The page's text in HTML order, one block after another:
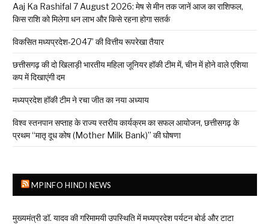
Aaj Ka Rashifal 7 August 2026: मेष से मीन तक जानें आज का राशिफल,
किस राशि को मिलेगा धन लाभ और किसे रहना होगा सतर्क
विकसित मध्यप्रदेश-2047’ की वित्तीय रूपरेखा तैयार
छत्तीसगढ़ की दो खिलाड़ी भारतीय महिला जूनियर हॉकी टीम में, चीन में होने वाले एशिया
कप में दिखाएंगी दम
मध्यप्रदेश हॉकी टीम ने रचा जीत का नया अध्याय
विश्व स्तनपान सप्ताह के राज्य स्तरीय कार्यक्रम का सफल आयोजन, छत्तीसगढ़ के
प्रथम “मातृ दूध कोष (Mother Milk Bank)” की घोषणा
MPINFO HINDI NEWS
मुख्यमंत्री डॉ. यादव की गरिमामयी उपस्थिति में मध्यप्रदेश पर्यटन बोर्ड और टाटा